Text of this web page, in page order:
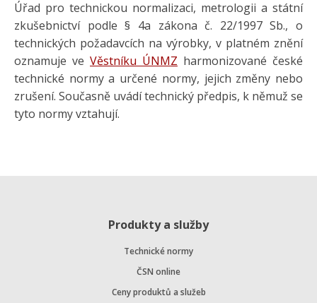
Úřad pro technickou normalizaci, metrologii a státní
zkušebnictví podle § 4a zákona č. 22/1997 Sb., o
technických požadavcích na výrobky, v platném znění
oznamuje ve Věstníku ÚNMZ harmonizované české
technické normy a určené normy, jejich změny nebo
zrušení. Současně uvádí technický předpis, k němuž se
tyto normy vztahují.
Produkty a služby
Technické normy
ČSN online
Ceny produktů a služeb